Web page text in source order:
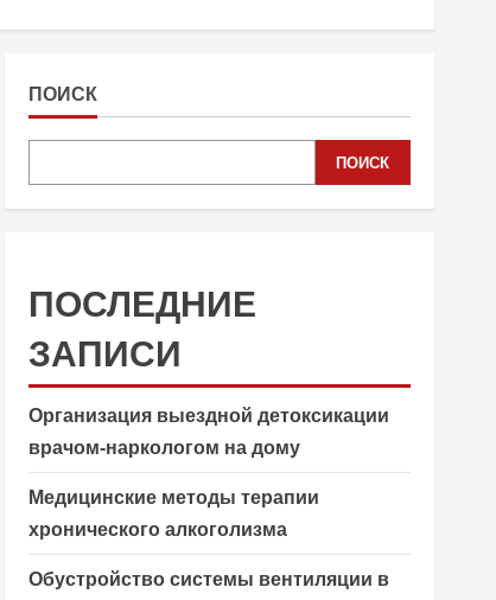
ПОИСК
ПОИСК
ПОСЛЕДНИЕ
ЗАПИСИ
Организация выездной детоксикации
врачом-наркологом на дому
Медицинские методы терапии
хронического алкоголизма
Обустройство системы вентиляции в